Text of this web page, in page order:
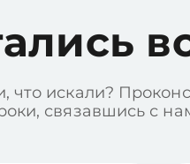
что искали?
связавшись с